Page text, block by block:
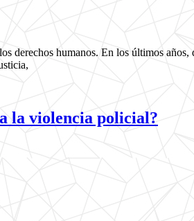
derechos humanos. En los últimos
la violencia policial?